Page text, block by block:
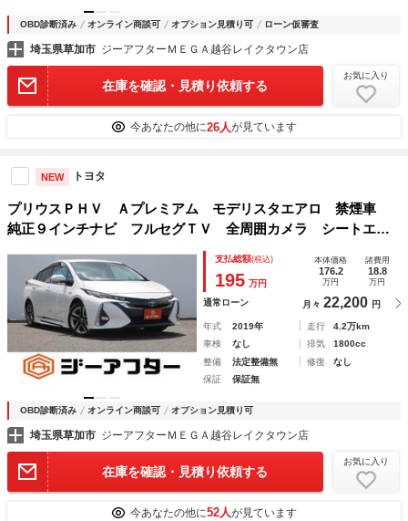
OBD診断済み オンライン商談可 オプション見積り可 ローン仮審査
埼玉県草加市 ジーアフターＭＥＧＡ越谷レイクタウン店
在庫を確認・見積り依頼する
お気に入り
今あなたの他に26人が見ています
NEW トヨタ
プリウスＰＨＶ Ａプレミアム モデリスタエアロ 禁煙車
純正９インチナビ フルセグＴＶ 全周囲カメラ シートエア
コン シートヒーター レーダークルーズコントロール クリ
アランスソナー ブラインドスポットモニター パワーシート
支払総額(税込)
195 万円
本体価格
176.2
万円
諸費用
18.8
万円
通常ローン 月々 22,200 円
年式 2019年 走行
4.2万km
車検
なし 排気
1800cc
整備
法定整備無 修復
なし
保証
保証無
OBD診断済み オンライン商談可 オプション見積り可
埼玉県草加市 ジーアフターＭＥＧＡ越谷レイクタウン店
在庫を確認・見積り依頼する
お気に入り
今あなたの他に52人が見ています